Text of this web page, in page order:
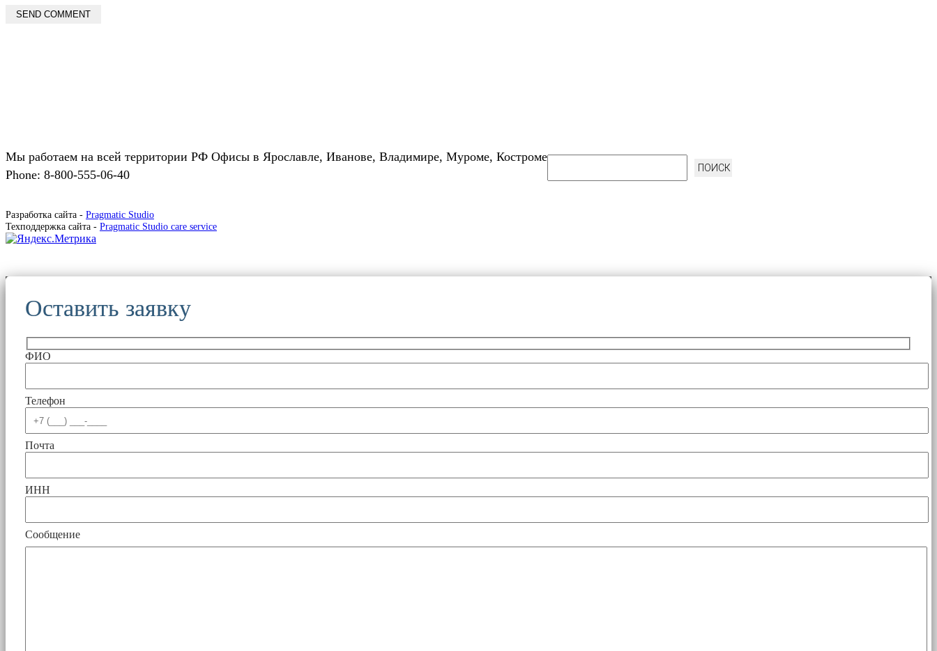
Мы работаем на всей территории РФ Офисы в Ярославле, Иванове, Владимире, Муроме, Костроме
Phone: 8-800-555-06-40
ПОИСК
Разработка сайта - Pragmatic Studio
Техподдержка сайта - Pragmatic Studio care service
Оставить заявку
ФИО
Телефон
Почта
ИНН
Сообщение